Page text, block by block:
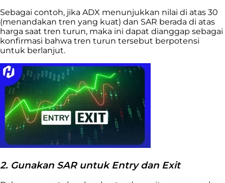
Sebagai contoh, jika ADX menunjukkan nilai di atas 30
(menandakan tren yang kuat) dan SAR berada di atas
harga saat tren turun, maka ini dapat dianggap sebagai
konfirmasi bahwa tren turun tersebut berpotensi
untuk berlanjut.
2. Gunakan SAR untuk Entry dan Exit